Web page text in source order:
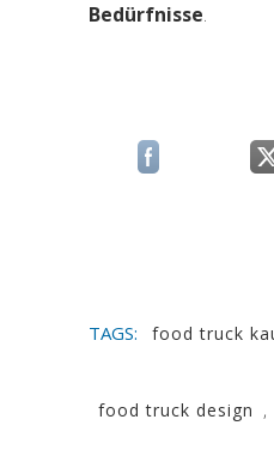
Bedürfnisse.
(si apre in una
TAGS: food truck
food truck design ,